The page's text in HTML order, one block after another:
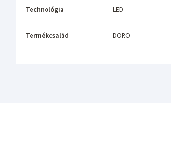
Technológia LED
Termékcsalád DORO